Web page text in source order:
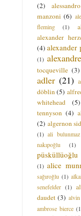
(2)
manzoni (6)
fleming
(1)
alexander
(4) alexander
(1)
tocqueville (3)
adler (21)
döblin (5)
whitehead
(5)
tennyson (4)
(2) algernon
(1) ali bulunmaz
nakıpoğlu
(1)
püsküllüoğlu
(1) alice
sağıroğlu (1)
senefelder (1)
daudet (3)
ambrose bierce